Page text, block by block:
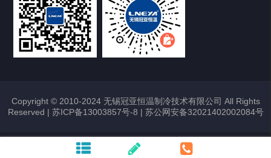
VOCs冷凝回收装置
热烈祝贺冠亚恒温与上海理工大学校企
Copyright © 2010-2024 无锡冠亚恒温制冷技术有限公司 All Rights
Reserved | 苏ICP备13003857号-8 | 苏公网安备32021402002084号